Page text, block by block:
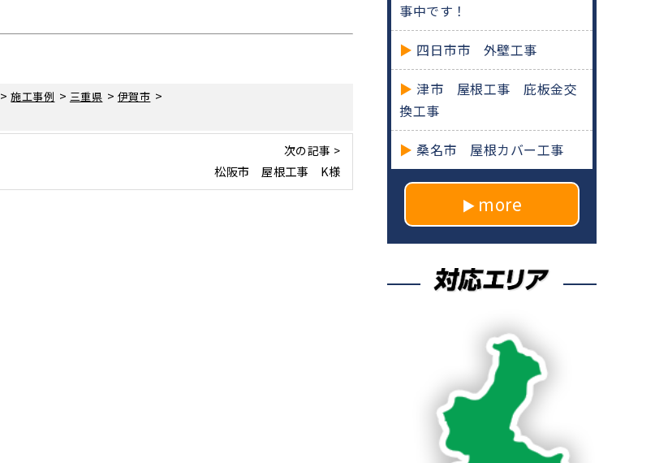
>施工事例 > 三重県 > 伊賀市 >
次の記事 >
松阪市 屋根工事 K様
事中です！
四日市市 外壁工事
津市 屋根工事 庇板金交
換工事
桑名市 屋根カバー工事
more